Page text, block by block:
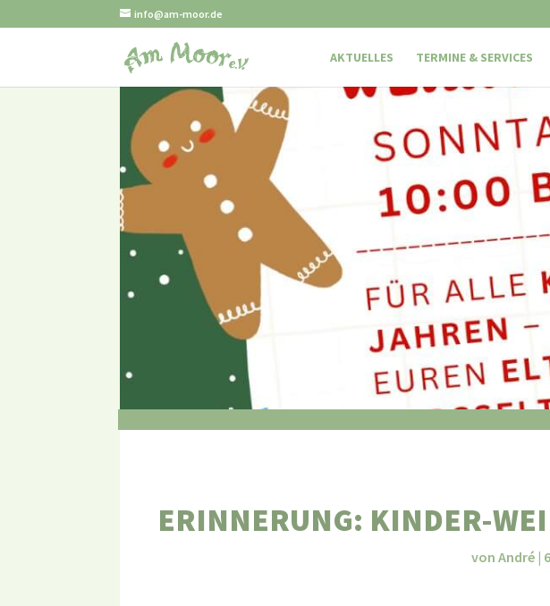
info@am-moor.de
AKTUELLES TERMINE & SERVICES
ERINNERUNG: KINDER-
von André |